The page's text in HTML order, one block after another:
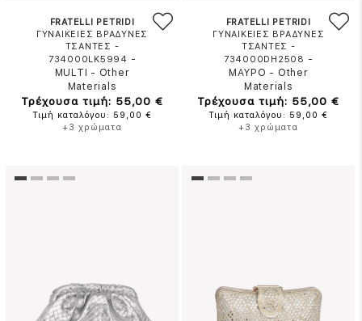
FRATELLI PETRIDI
ΓΥΝΑΙΚΕΙΕΣ ΒΡΑΔΥΝΕΣ
ΤΣΑΝΤΕΣ -
734000LK5994 -
MULTI
- Other
Materials
Τρέχουσα τιμή: 55,00 €
Τιμή καταλόγου: 59,00 €
+3 χρώματα
FRATELLI PETRIDI
ΓΥΝΑΙΚΕΙΕΣ ΒΡΑΔΥΝΕΣ
ΤΣΑΝΤΕΣ -
734000DH2508 -
ΜΑΥΡΟ - Other
Materials
Τρέχουσα τιμή: 55,00 €
Τιμή καταλόγου: 59,00 €
+3 χρώματα